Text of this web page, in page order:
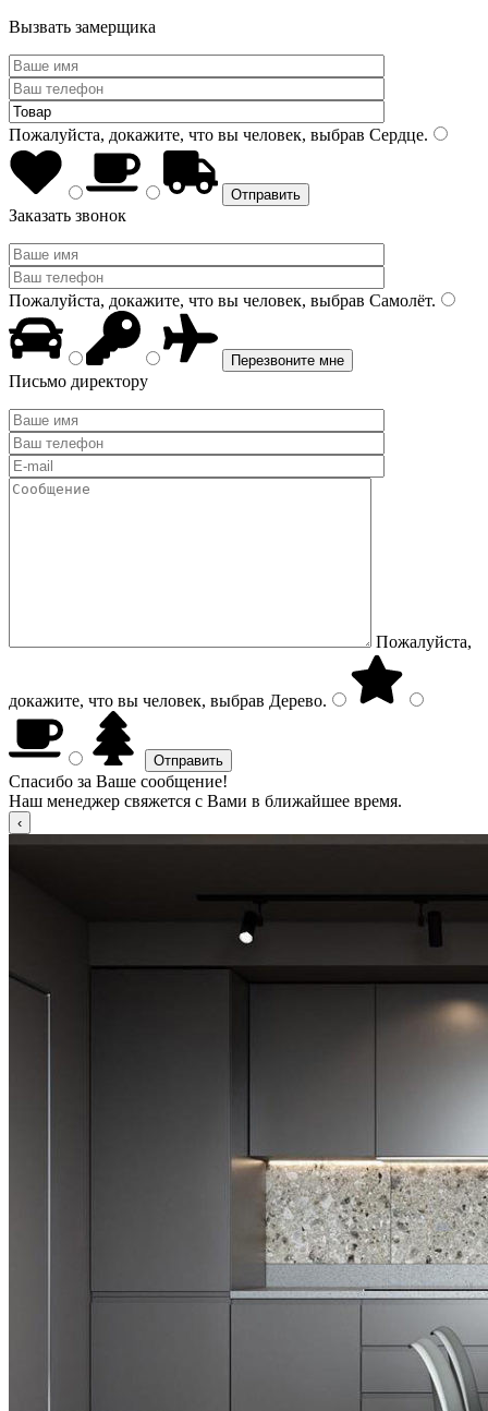
Вызвать замерщика
Пожалуйста, докажите, что вы человек, выбрав Сердце.
Заказать звонок
Пожалуйста, докажите, что вы человек, выбрав Самолёт.
Письмо директору
Пожалуйста,
докажите, что вы человек, выбрав Дерево.
Спасибо за Ваше сообщение!
Наш менеджер свяжется с Вами в ближайшее время.